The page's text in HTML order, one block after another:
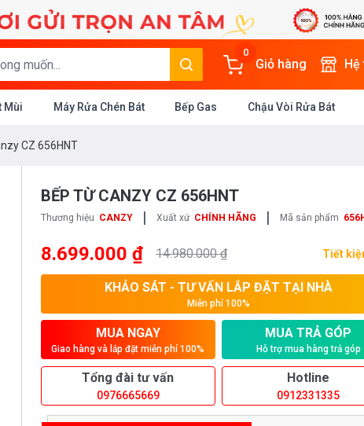
0
Giỏ hàng
Mùi Máy Rửa Chén Bát Bếp Gas Chậu Vòi Rửa Bát
CZ 656HNT
BẾP TỪ CANZY CZ 656HNT
Thương hiệu CANZY | Xuất xứ CHÍNH HÃNG | Mã sản phẩm
8.699.000 ₫ 14.980.000 ₫ Tiết
KHẢO SÁT - TƯ VẤN LẮP ĐẶT TẠI NHÀ
Miễn phí 100%
MUA NGAY
Giao hàng và lắp đặt miễn phí 100%
MUA TRẢ GÓP
Hỗ trợ mua hàng trả góp
Tổng đài tư vấn
0976665669
Hotline
0912331335